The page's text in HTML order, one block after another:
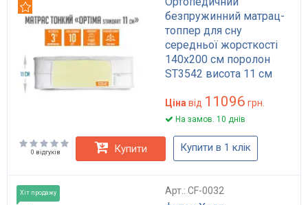
безпружинний матрац-
топпер для сну
середньої жорсткості
140x200 см поролон
ST3542 висота 11 см
Ціна від 11096 грн.
На замов. 10 днів
0 відгуків Купити Купити в 1 клік
Хіт продажу Арт.: CF-0032